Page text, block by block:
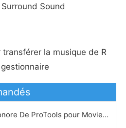
Sound
la musique de R
Comment importer sonore De ProTools pour Movie Maker